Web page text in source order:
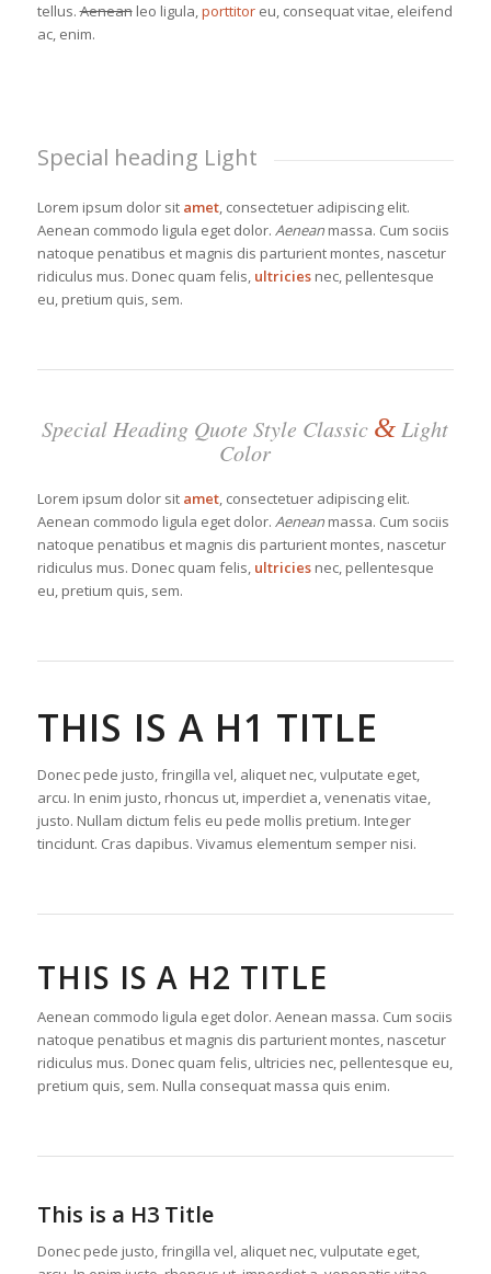
tellus.Aeneanleo ligula,porttitoreu, consequat vitae, eleifend
ac, enim.
Special heading Light
Lorem ipsum dolor sit amet, consectetuer adipiscing elit.
Aenean commodo ligula eget dolor. Aeneanmassa. Cum sociis
natoque penatibus et magnis dis parturient montes, nascetur
ridiculus mus. Donec quam felis, ultriciesnec, pellentesque
eu, pretium quis, sem.
Special Heading Quote Style Classic &Light
Color
Lorem ipsum dolor sit amet, consectetuer adipiscing elit.
Aenean commodo ligula eget dolor. Aeneanmassa. Cum sociis
natoque penatibus et magnis dis parturient montes, nascetur
ridiculus mus. Donec quam felis, ultriciesnec, pellentesque
eu, pretium quis, sem.
THIS IS A H1 TITLE
Donec pede justo, fringilla vel, aliquet nec, vulputate eget,
arcu. In enim justo, rhoncus ut, imperdiet a, venenatis vitae,
justo. Nullam dictum felis eu pede mollis pretium. Integer
tincidunt. Cras dapibus. Vivamus elementum semper nisi.
THIS IS A H2 TITLE
Aenean commodo ligula eget dolor. Aenean massa. Cum sociis
natoque penatibus et magnis dis parturient montes, nascetur
ridiculus mus. Donec quam felis, ultricies nec, pellentesque eu,
pretium quis, sem. Nulla consequat massa quis enim.
This is a H3 Title
Donec pede justo, fringilla vel, aliquet nec, vulputate eget,